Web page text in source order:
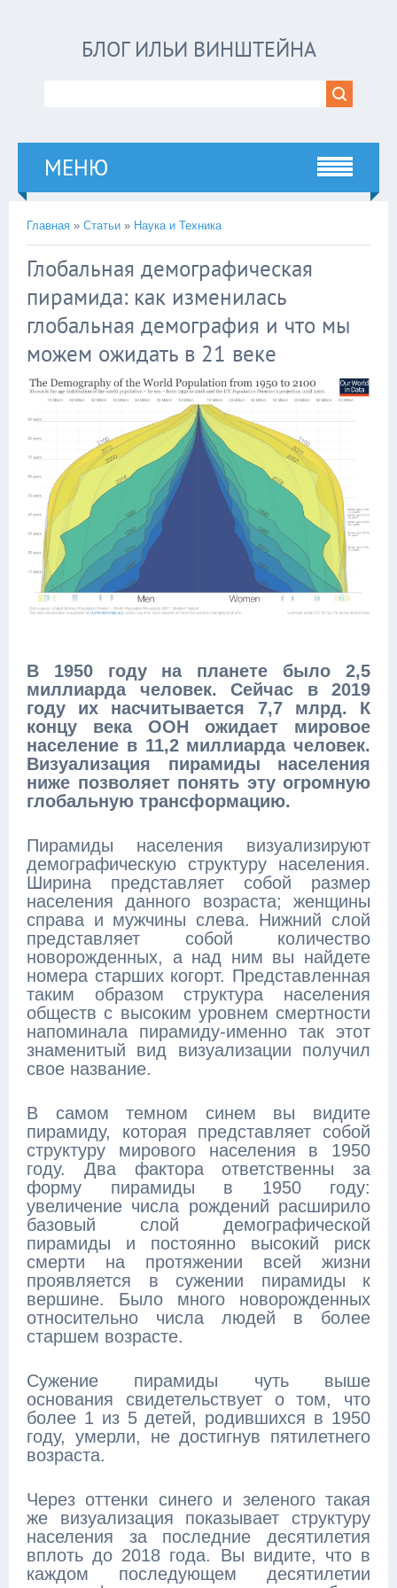
БЛОГ ИЛЬИ ВИНШТЕЙНА
МЕНЮ
Главная » Статьи » Наука и Техника
Глобальная демографическая
пирамида: как изменилась
глобальная демография и что мы
можем ожидать в 21 веке
В 1950 году на планете было 2,5
миллиарда человек. Сейчас в 2019
году их насчитывается 7,7 млрд. К
концу века ООН ожидает мировое
население в 11,2 миллиарда человек.
Визуализация пирамиды населения
ниже позволяет понять эту огромную
глобальную трансформацию.
Пирамиды населения визуализируют
демографическую структуру населения.
Ширина представляет собой размер
населения данного возраста; женщины
справа и мужчины слева. Нижний слой
представляет собой количество
новорожденных, а над ним вы найдете
номера старших когорт. Представленная
таким образом структура населения
обществ с высоким уровнем смертности
напоминала пирамиду-именно так этот
знаменитый вид визуализации получил
свое название.
В самом темном синем вы видите
пирамиду, которая представляет собой
структуру мирового населения в 1950
году. Два фактора ответственны за
форму пирамиды в 1950 году:
увеличение числа рождений расширило
базовый слой демографической
пирамиды и постоянно высокий риск
смерти на протяжении всей жизни
проявляется в сужении пирамиды к
вершине. Было много новорожденных
относительно числа людей в более
старшем возрасте.
Сужение пирамиды чуть выше
основания свидетельствует о том, что
более 1 из 5 детей, родившихся в 1950
году, умерли, не достигнув пятилетнего
возраста.
Через оттенки синего и зеленого такая
же визуализация показывает структуру
населения за последние десятилетия
вплоть до 2018 года. Вы видите, что в
каждом последующем десятилетии